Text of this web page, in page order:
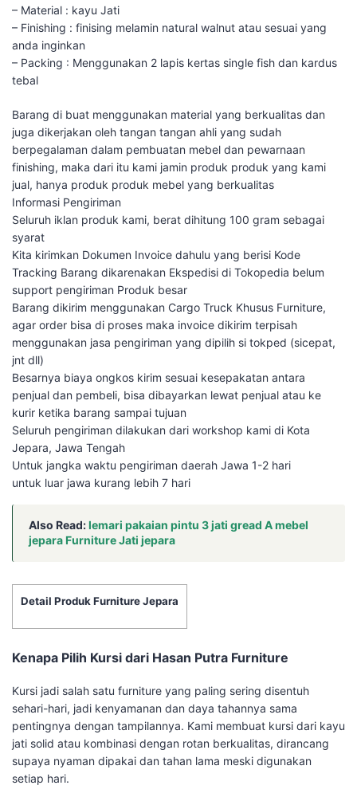
– Material : kayu Jati
– Finishing : finising melamin natural walnut atau sesuai yang
anda inginkan
– Packing : Menggunakan 2 lapis kertas single fish dan kardus
tebal
Barang di buat menggunakan material yang berkualitas dan
juga dikerjakan oleh tangan tangan ahli yang sudah
berpegalaman dalam pembuatan mebel dan pewarnaan
finishing, maka dari itu kami jamin produk produk yang kami
jual, hanya produk produk mebel yang berkualitas
Informasi Pengiriman
Seluruh iklan produk kami, berat dihitung 100 gram sebagai
syarat
Kita kirimkan Dokumen Invoice dahulu yang berisi Kode
Tracking Barang dikarenakan Ekspedisi di Tokopedia belum
support pengiriman Produk besar
Barang dikirim menggunakan Cargo Truck Khusus Furniture,
agar order bisa di proses maka invoice dikirim terpisah
menggunakan jasa pengiriman yang dipilih si tokped (sicepat,
jnt dll)
Besarnya biaya ongkos kirim sesuai kesepakatan antara
penjual dan pembeli, bisa dibayarkan lewat penjual atau ke
kurir ketika barang sampai tujuan
Seluruh pengiriman dilakukan dari workshop kami di Kota
Jepara, Jawa Tengah
Untuk jangka waktu pengiriman daerah Jawa 1-2 hari
untuk luar jawa kurang lebih 7 hari
Also Read:lemari pakaian pintu 3 jati gread A mebel
jepara Furniture Jati jepara
Detail Produk Furniture Jepara
Kenapa Pilih Kursi dari Hasan Putra Furniture
Kursi jadi salah satu furniture yang paling sering disentuh
sehari-hari, jadi kenyamanan dan daya tahannya sama
pentingnya dengan tampilannya. Kami membuat kursi dari kayu
jati solid atau kombinasi dengan rotan berkualitas, dirancang
supaya nyaman dipakai dan tahan lama meski digunakan
setiap hari.